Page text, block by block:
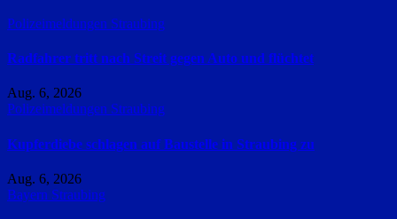
Polizeimeldungen Straubing
Radfahrer tritt nach Streit gegen Auto und flüchtet
Aug. 6, 2026
Polizeimeldungen Straubing
Kupferdiebe schlagen auf Baustelle in Straubing zu
Aug. 6, 2026
Bayern Straubing